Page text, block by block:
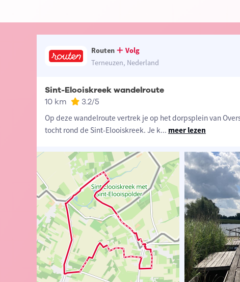
Routen
Volg
Terneuzen, Nederland
Sint-Elooiskreek wandelroute
10 km 3.2/5
Op deze wandelroute vertrek je op het dorpsplein van
tocht rond de Sint-Elooiskreek. Je k... meer lezen